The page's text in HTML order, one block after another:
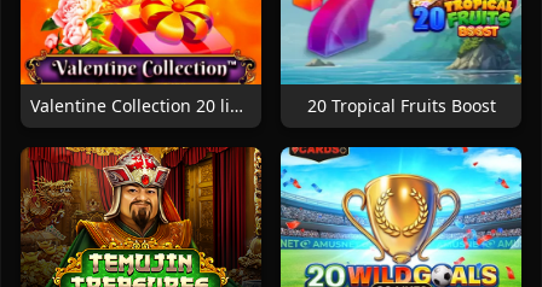
Valentine Collection 20 lines 20 Tropical Fruits Boost